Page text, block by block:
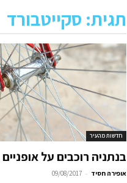
תגית: סקייטבורד
חדשות מהעיר
בנתניה רוכבים על
אופירה חסיד -
09/08/2017